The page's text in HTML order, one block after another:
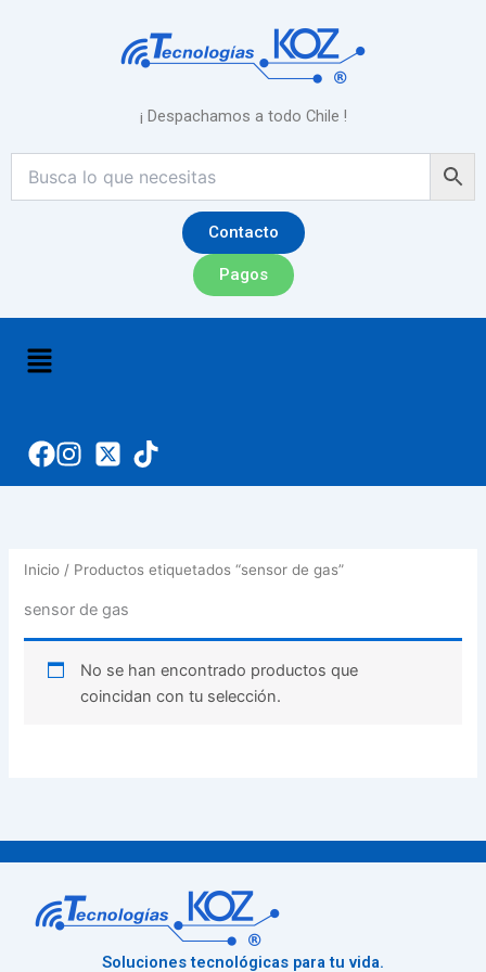
¡ Despachamos a todo Chile !
Contacto
Pagos
Menú
Inicio / Productos etiquetados “sensor de gas”
sensor de gas
No se han encontrado productos que
coincidan con tu selección.
Soluciones tecnológicas para tu vida.